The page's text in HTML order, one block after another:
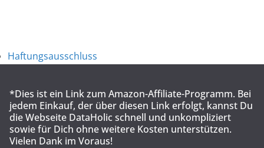
Haftungsausschluss
*Dies ist ein Link zum Amazon-Affiliate-Programm. Bei
jedem Einkauf, der über diesen Link erfolgt, kannst Du
die Webseite DataHolic schnell und unkompliziert
sowie für Dich ohne weitere Kosten unterstützen.
Vielen Dank im Voraus!